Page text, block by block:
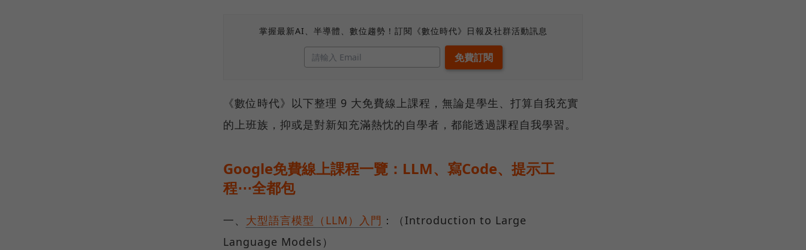
掌握最新AI、半導體、數位趨勢！訂閱《數位時代》日報及社群活動訊息
《數位時代》以下整理 9 大免費線上課程，無論是學生、打算自我充實
的上班族，抑或是對新知充滿熱忱的自學者，都能透過課程自我學習。
Google免費線上課程一覽：LLM、寫Code、提示工
程⋯全都包
一、 大型語言模型（LLM）入門 ：（Introduction to Large
Language Models）